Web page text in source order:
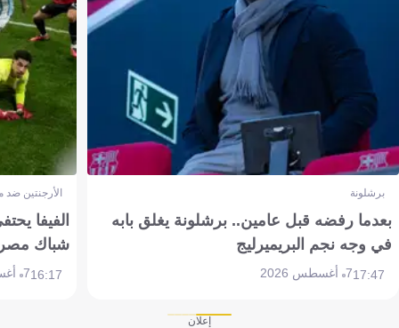
برشلونة
بعدما رفضه قبل عامين.. برشلونة يغلق بابه
في وجه نجم البريميرليج
17:477 أغسطس 2026
الأرجنتين
الفيفا
شباك
16:177 أغسطس 2026
إعلان